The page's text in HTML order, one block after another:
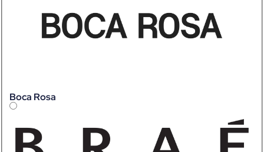
Boca Rosa